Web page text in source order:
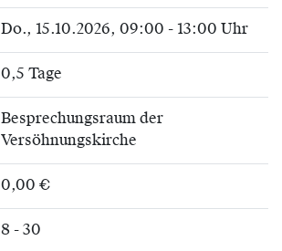
Do., 15.10.2026, 09:00 - 13:00 Uhr
0,5 Tage
Besprechungsraum der
Versöhnungskirche
0,00 €
8 - 30